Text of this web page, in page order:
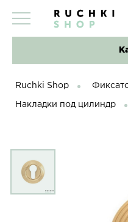
Ruchki Shop
Накладки под цилиндр